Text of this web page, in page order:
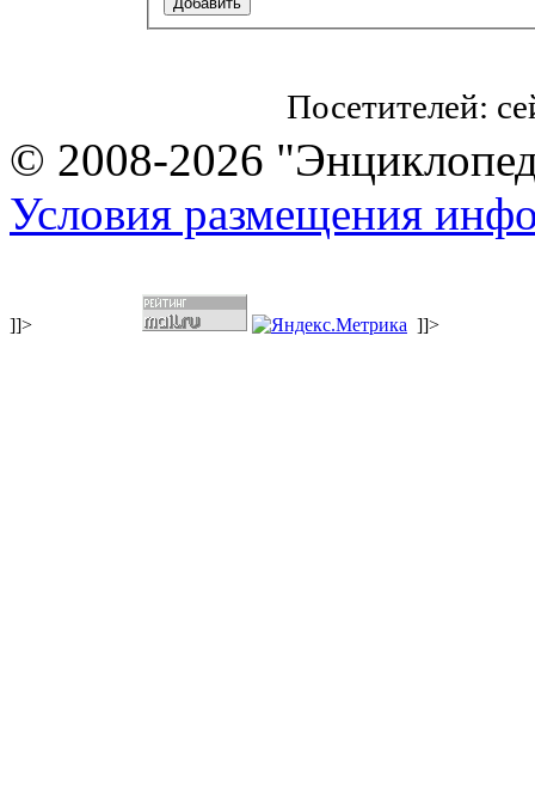
Посетителей:
© 2008-2026
Условия размещения
]]> ]]>